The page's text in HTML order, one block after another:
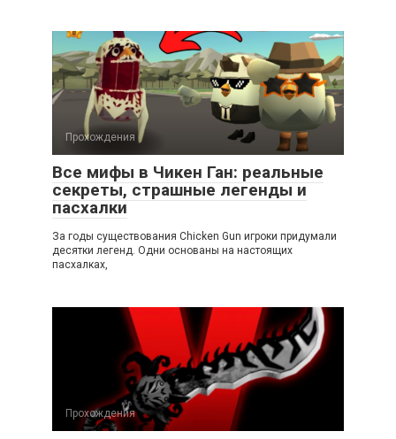
Прохождения
Все мифы в Чикен Ган: реальные
секреты, страшные легенды и
пасхалки
За годы существования Chicken Gun игроки придумали
десятки легенд. Одни основаны на настоящих
пасхалках,
Прохождения